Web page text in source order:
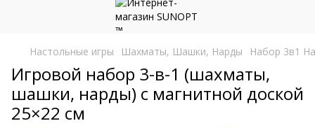
Настольные игры Шахматы, Шашки, Нарды Набор 3в1
Игровой набор 3-в-1 (шахматы,
шашки, нарды) с магнитной доской
25×22 см